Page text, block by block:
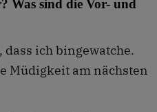
Was sind die Vor- und
ich bingewatche.
Müdigkeit am nächsten